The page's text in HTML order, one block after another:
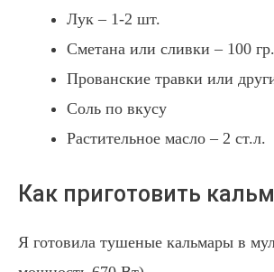
Лук – 1-2 шт.
Сметана или сливки – 100 гр.
Прованские травки или
Соль по вкусу
Растительное масло – 2 ст.л.
Как приготовить
Я готовила тушеные кальмары в